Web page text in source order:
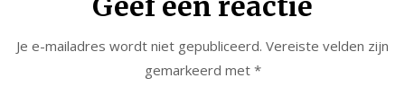
Je e-mailadres wordt niet gepubliceerd. Vereiste velden zijn
gemarkeerd met *